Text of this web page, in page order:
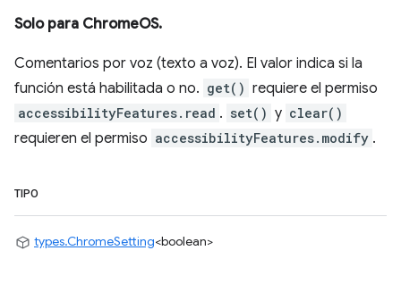
Solo para ChromeOS.
Comentarios por voz (texto a voz). El valor indica si la
función está habilitada o no. get() requiere el permiso
accessibilityFeatures.read . set() y clear()
requieren el permiso accessibilityFeatures.modify .
TIPO
types.ChromeSetting<boolean>